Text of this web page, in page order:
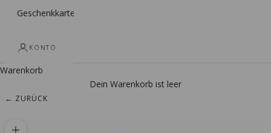
Geschenkkarte
KONTO
Warenkorb
Dein Warenkorb ist leer
← ZURÜCK